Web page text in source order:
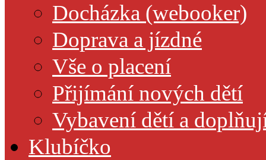
Docházka (webooker)
Doprava a jízdné
Vše o placení
Přijímání nových dětí
Vybavení dětí a
Klubíčko